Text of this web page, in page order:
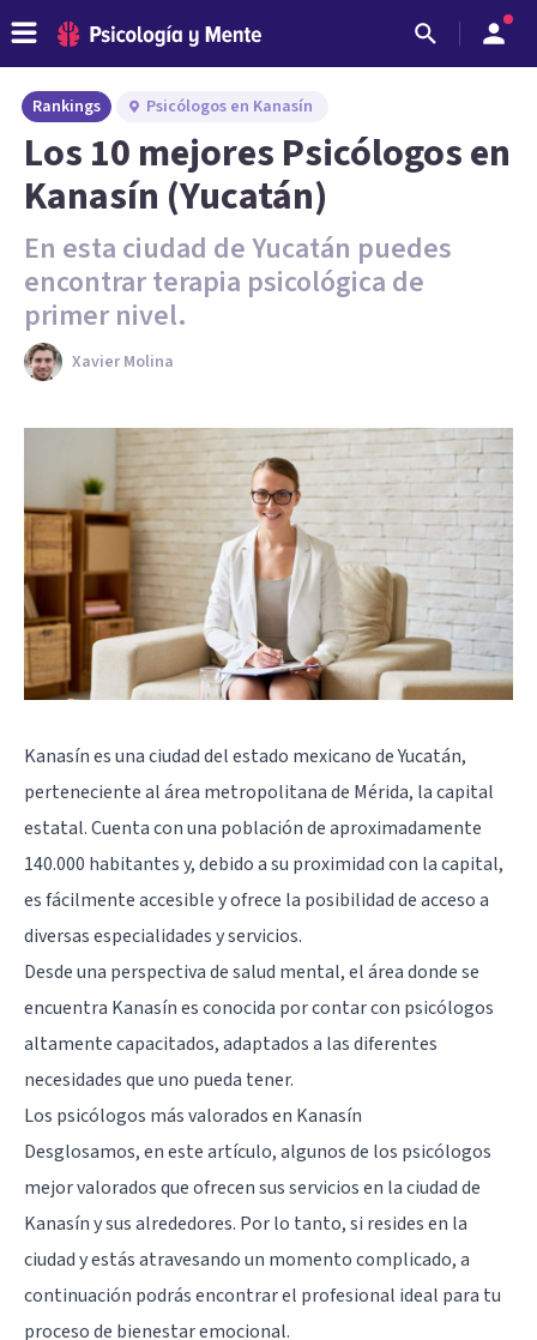
Rankings Psicólogos en Kanasín
Los 10 mejores Psicólogos en
Kanasín (Yucatán)
En esta ciudad de Yucatán puedes
encontrar terapia psicológica de
primer nivel.
Xavier Molina
Kanasín es una ciudad del estado mexicano de Yucatán,
perteneciente al área metropolitana de Mérida, la capital
estatal. Cuenta con una población de aproximadamente
140.000 habitantes y, debido a su proximidad con la capital,
es fácilmente accesible y ofrece la posibilidad de acceso a
diversas especialidades y servicios.
Desde una perspectiva de salud mental, el área donde se
encuentra Kanasín es conocida por contar con psicólogos
altamente capacitados, adaptados a las diferentes
necesidades que uno pueda tener.
Los psicólogos más valorados en Kanasín
Desglosamos, en este artículo, algunos de los psicólogos
mejor valorados que ofrecen sus servicios en la ciudad de
Kanasín y sus alrededores. Por lo tanto, si resides en la
ciudad y estás atravesando un momento complicado, a
continuación podrás encontrar el profesional ideal para tu
proceso de bienestar emocional.